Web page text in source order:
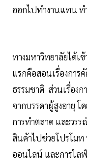
ออกไปทำงานแทน ท
ทางมหาวิทยาลัยได้เ
แรกคือสอนเรื่องการ
ธรรมชาติ ส่วนเรื่อง
จากบรรดาผู้สูงอายุ โ
การทำตลาด และวร
สินค้าไปช่วยโปรโมท
ออนไลน์ และการไล